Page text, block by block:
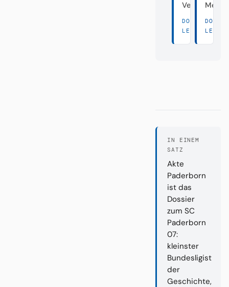
Vereine
DORT
LESEN →
DORT
LESEN
IN EINEM
SATZ
Akte
Paderborn
ist das
Dossier
zum SC
Paderborn
07:
kleinster
Bundesligist
der
Geschichte,